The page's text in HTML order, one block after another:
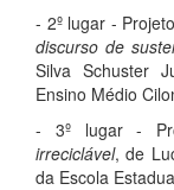
- 2º lugar - Projeto
discurso de
Silva Schuster
Ensino Médio
- 3º lugar -
irreciclável, de
da Escola